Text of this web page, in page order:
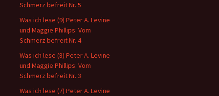
Schmerz befreit Nr. 5
Was ich lese (9) Peter A. Levine
und Maggie Phillips: Vom
Schmerz befreit Nr. 4
Was ich lese (8) Peter A. Levine
und Maggie Phillips: Vom
Schmerz befreit Nr. 3
Was ich lese (7) Peter A. Levine